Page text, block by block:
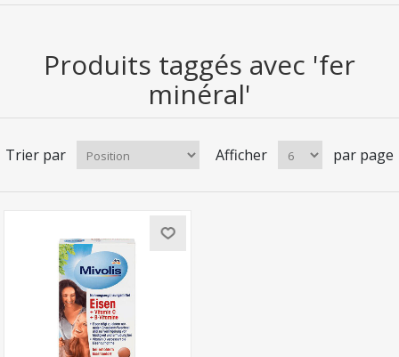
Produits taggés avec 'fer
minéral'
Trier par Afficher par page